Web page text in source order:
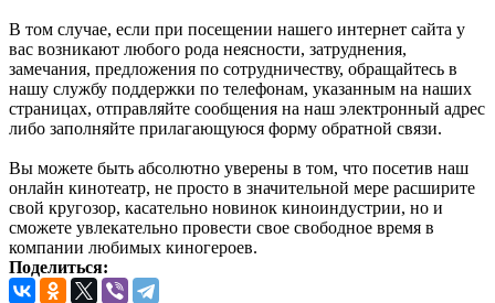
В том случае, если при посещении нашего интернет сайта у
вас возникают любого рода неясности, затруднения,
замечания, предложения по сотрудничеству, обращайтесь в
нашу службу поддержки по телефонам, указанным на наших
страницах, отправляйте сообщения на наш электронный адрес
либо заполняйте прилагающуюся форму обратной связи.
Вы можете быть абсолютно уверены в том, что посетив наш
онлайн кинотеатр, не просто в значительной мере расширите
свой кругозор, касательно новинок киноиндустрии, но и
сможете увлекательно провести свое свободное время в
компании любимых киногероев.
Поделиться: